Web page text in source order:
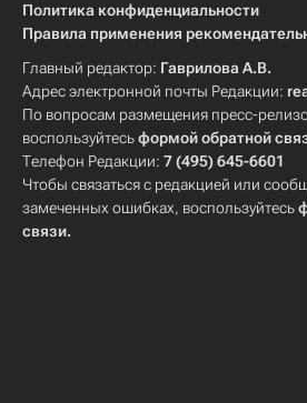
Политика конфиденциальности
Правила применения
Главный редактор: Гаврилова А.В.
Адрес электронной почты Редакции:
По вопросам размещения пресс-
воспользуйтесьформой обратной
Телефон Редакции: 7 (495) 645-6601
Чтобы связаться с редакцией или
замеченных ошибках, воспользуйтесь
связи.